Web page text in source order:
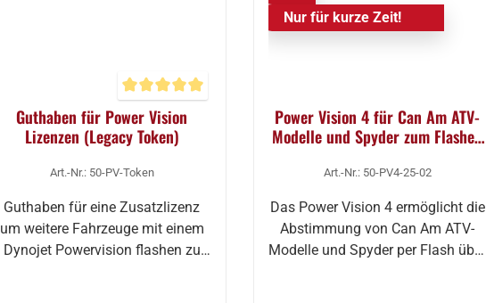
Durchschnittliche Bewertung von 5 von 5 Sternen
Guthaben für Power Vision
Lizenzen (Legacy Token)
Art.-Nr.: 50-PV-Token
Guthaben für eine Zusatzlizenz
um weitere Fahrzeuge mit einem
Dynojet Powervision flashen zu
Nur für kurze Zeit!
Power Vision 4 für Can Am ATV-
Modelle und Spyder zum Flashen
Art.-Nr.: 50-PV4-25-02
Das Power Vision 4 ermöglicht die
Abstimmung von Can Am ATV-
Modelle und Spyder per Flash über